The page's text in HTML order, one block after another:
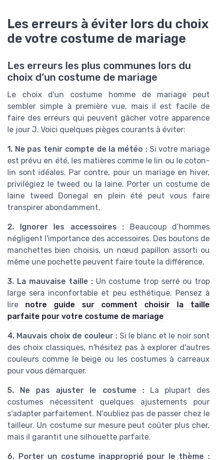
Les erreurs à éviter lors du choix
de votre costume de mariage
Les erreurs les plus communes lors du
choix d’un costume de mariage
Le choix d'un costume homme de mariage peut
sembler simple à première vue, mais il est facile de
faire des erreurs qui peuvent gâcher votre apparence
le jour J. Voici quelques pièges courants à éviter:
1. Ne pas tenir compte de la météo :Si votre mariage
est prévu en été, les matières comme le lin ou le coton-
lin sont idéales. Par contre, pour un mariage en hiver,
privilégiez le tweed ou la laine. Porter un costume de
laine tweed Donegal en plein été peut vous faire
transpirer abondamment.
2. Ignorer les accessoires : Beaucoup d’hommes
négligent l'importance des accessoires. Des boutons de
manchettes bien choisis, un nœud papillon assorti ou
même une pochette peuvent faire toute la différence.
3. La mauvaise taille :Un costume trop serré ou trop
large sera inconfortable et peu esthétique. Pensez à
lire notre guide sur comment choisir la taille
parfaite pour votre costume de mariage
4. Mauvais choix de couleur : Si le blanc et le noir sont
des choix classiques, n'hésitez pas à explorer d'autres
couleurs comme le beige ou les costumes à carreaux
pour vous démarquer.
5. Ne pas ajuster le costume :La plupart des
costumes nécessitent quelques ajustements pour
s'adapter parfaitement. N'oubliez pas de passer chez le
tailleur. Un costume sur mesure peut coûter plus cher,
mais il garantit une silhouette parfaite.
6. Porter un costume inapproprié pour le thème :